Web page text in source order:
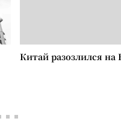
Китай разозлился на